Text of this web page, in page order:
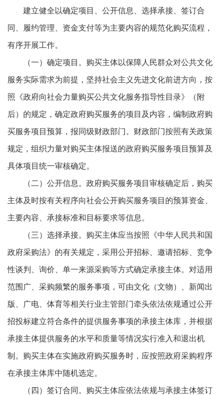
建立健全以确定项目、公开信息、选择承接、签订合
同、履约管理、资金支付等为主要内容的规范化购买流程，
有序开展工作。
（一）确定项目。购买主体以保障人民群众对公共文化
服务实际需求为前提，坚持社会主义先进文化前进方向，按
照《政府向社会力量购买公共文化服务指导性目录》（附
后）的规定，确定政府购买服务的项目及内容，编制政府购
买服务项目预算，报同级财政部门。财政部门按照有关政策
规定，组织力量对购买主体报送的政府购买服务项目预算及
具体项目统一审核确定。
（二）公开信息。政府购买服务项目审核确定后，购买
主体及时按有关程序向社会公开购买服务项目的预算资金、
主要内容、承接标准和目标要求等信息。
（三）选择承接。购买主体应当按照《中华人民共和国
政府采购法》的有关规定，采用公开招标、邀请招标、竞争
性谈判、询价、单一来源采购等方式确定承接主体。对适用
范围广、采购频繁的服务事项，可由文化（文物）、新闻出
版、广电、体育等相关行业主管部门牵头依法依规通过公开
招投标建立符合条件的提供服务事项的承接主体库，并根据
承接主体提供服务的水平和质量等情况实行准入和退出机
制。购买主体在实施政府购买服务时，应按照政府采购程序
在承接主体库中随机选定。
（四）签订合同。购买主体应依法依规与承接主体签订